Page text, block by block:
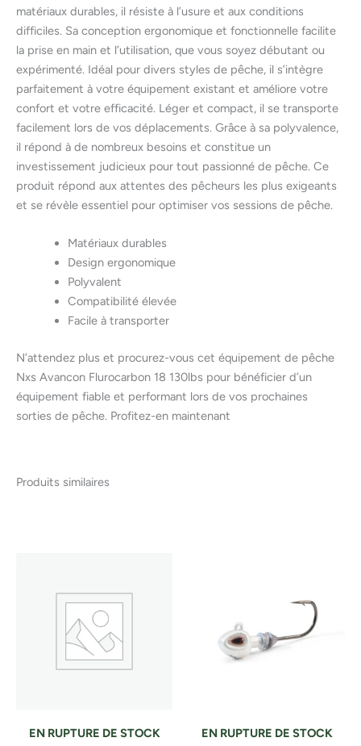
matériaux durables, il résiste à l’usure et aux conditions
difficiles. Sa conception ergonomique et fonctionnelle facilite
la prise en main et l’utilisation, que vous soyez débutant ou
expérimenté. Idéal pour divers styles de pêche, il s’intègre
parfaitement à votre équipement existant et améliore votre
confort et votre efficacité. Léger et compact, il se transporte
facilement lors de vos déplacements. Grâce à sa polyvalence,
il répond à de nombreux besoins et constitue un
investissement judicieux pour tout passionné de pêche. Ce
produit répond aux attentes des pêcheurs les plus exigeants
et se révèle essentiel pour optimiser vos sessions de pêche.
Matériaux durables
Design ergonomique
Polyvalent
Compatibilité élevée
Facile à transporter
N’attendez plus et procurez-vous cet équipement de pêche
Nxs Avancon Flurocarbon 18 130lbs pour bénéficier d’un
équipement fiable et performant lors de vos prochaines
sorties de pêche. Profitez-en maintenant
Produits similaires
EN RUPTURE DE STOCK EN RUPTURE DE STOCK